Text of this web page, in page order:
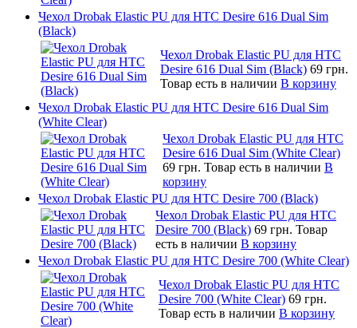
Чехол Drobak Elastic PU для HTC Desire 616 Dual Sim
(Black)
Чехол Drobak Elastic PU для HTC
Desire 616 Dual Sim (Black) 69 грн.
Товар есть в наличии В корзину
Чехол Drobak Elastic PU для HTC Desire 616 Dual Sim
(White Clear)
Чехол Drobak Elastic PU для HTC
Desire 616 Dual Sim (White Clear)
69 грн. Товар есть в наличии В
корзину
Чехол Drobak Elastic PU для HTC Desire 700 (Black)
Чехол Drobak Elastic PU для HTC
Desire 700 (Black) 69 грн. Товар
есть в наличии В корзину
Чехол Drobak Elastic PU для HTC Desire 700 (White Clear)
Чехол Drobak Elastic PU для HTC
Desire 700 (White Clear) 69 грн.
Товар есть в наличии В корзину